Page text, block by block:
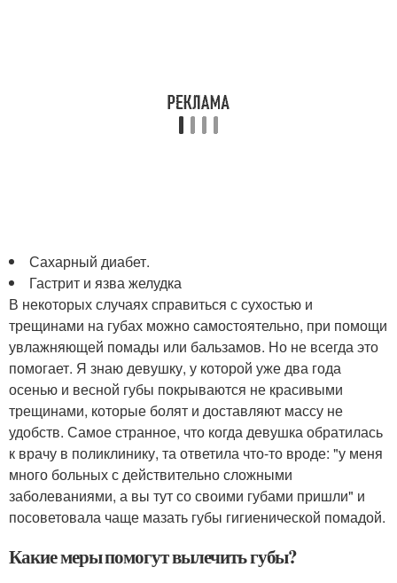
Сахарный диабет.
Гастрит и язва желудка
В некоторых случаях справиться с сухостью и
трещинами на губах можно самостоятельно, при помощи
увлажняющей помады или бальзамов. Но не всегда это
помогает. Я знаю девушку, у которой уже два года
осенью и весной губы покрываются не красивыми
трещинами, которые болят и доставляют массу не
удобств. Самое странное, что когда девушка обратилась
к врачу в поликлинику, та ответила что-то вроде: "у меня
много больных с действительно сложными
заболеваниями, а вы тут со своими губами пришли" и
посоветовала чаще мазать губы гигиенической помадой.
Какие меры помогут вылечить губы?